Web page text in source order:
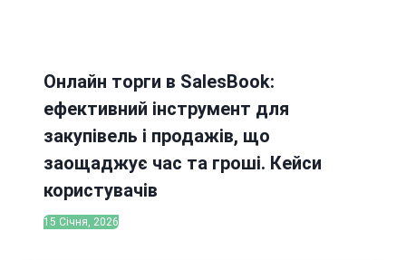
Онлайн торги в SalesBook:
ефективний інструмент для
закупівель і продажів, що
заощаджує час та гроші. Кейси
користувачів
15 Січня, 2026